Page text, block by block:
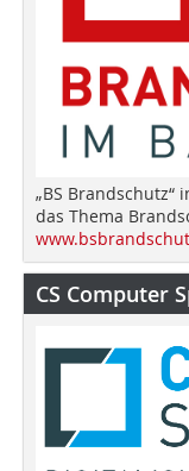
„BS
das Thema
CS Computer